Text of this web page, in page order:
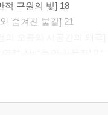
적 구원의 빛] 18
숨겨진 불길] 21
적 창녀들의 친목질] 27
망과 실상의 폭로] 33
벽한 발현과 은혜의 구원